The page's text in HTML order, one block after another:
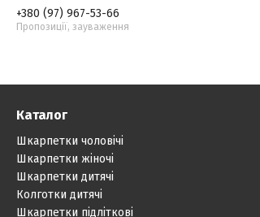
+380 (97) 967-53-66
Пропозиції, зауваження
Каталог
Шкарпетки чоловічі
Шкарпетки жіночі
Шкарпетки дитячі
Колготки дитячі
Шкарпетки підліткові